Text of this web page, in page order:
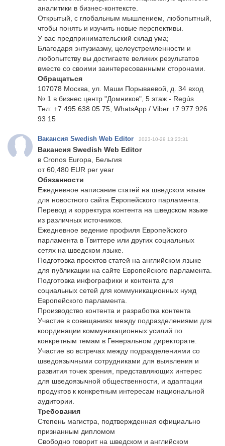
аналитики в бизнес-контексте.
Открытый, с глобальным мышлением, любопытный,
чтобы понять и изучить новые перспективы.
У вас предпринимательский склад ума;
Благодаря энтузиазму, целеустремленности и
любопытству вы достигаете великих результатов
вместе со своими заинтересованными сторонами.
Обращаться
107078 Москва, ул. Маши Порываевой, д. 34 вход
№ 1 в бизнес центр "Домников", 5 этаж - Regús
Тел: +7 495 638 05 75, WhatsApp / Viber +7 977 926
93 15
Вакансия Swedish Web Editor 2023-10-29 13:23:31
Вакансия Swedish Web Editor
в Cronos Europa, Бельгия
от 60,480 EUR per year
Обязанности
Ежедневное написание статей на шведском языке
для новостного сайта Европейского парламента.
Перевод и корректура контента на шведском языке
из различных источников.
Ежедневное ведение профиля Европейского
парламента в Твиттере или других социальных
сетях на шведском языке.
Подготовка проектов статей на английском языке
для публикации на сайте Европейского парламента.
Подготовка инфографики и контента для
социальных сетей для коммуникационных нужд
Европейского парламента.
Производство контента и разработка контента
Участие в совещаниях между подразделениями для
координации коммуникационных усилий по
конкретным темам в Генеральном директорате.
Участие во встречах между подразделениями со
шведоязычными сотрудниками для выявления и
развития точек зрения, представляющих интерес
для шведоязычной общественности, и адаптации
продуктов к конкретным интересам национальной
аудитории.
Требования
Степень магистра, подтвержденная официально
признанным дипломом
Свободно говорит на шведском и английском